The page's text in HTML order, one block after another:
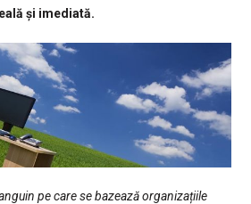
și imediată.
pe care se bazează organizațiile